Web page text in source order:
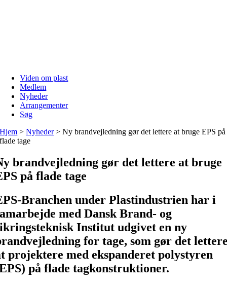
Viden om plast
Medlem
Nyheder
Arrangementer
Søg
Hjem >Nyheder>Ny brandvejledning gør det lettere at bruge EPS på
flade tage
brandvejledning gør det lettere at bruge
på flade tage
Branchen under Plastindustrien har i
med Dansk Brand- og
Institut udgivet en ny
for tage, som gør det
projektere med ekspanderet polystyren
på flade tagkonstruktioner.